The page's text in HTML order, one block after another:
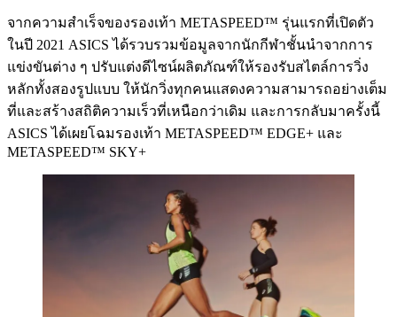
จากความสำเร็จของรองเท้า METASPEED™ รุ่นแรกที่เปิดตัว
ในปี 2021 ASICS ได้รวบรวมข้อมูลจากนักกีฬาชั้นนำจากการ
แข่งขันต่าง ๆ ปรับแต่งดีไซน์ผลิตภัณฑ์ให้รองรับสไตล์การวิ่ง
หลักทั้งสองรูปแบบ ให้นักวิ่งทุกคนแสดงความสามารถอย่างเต็ม
ที่และสร้างสถิติความเร็วที่เหนือกว่าเดิม และการกลับมาครั้งนี้
ASICS ได้เผยโฉมรองเท้า METASPEED™ EDGE+ และ
METASPEED™ SKY+